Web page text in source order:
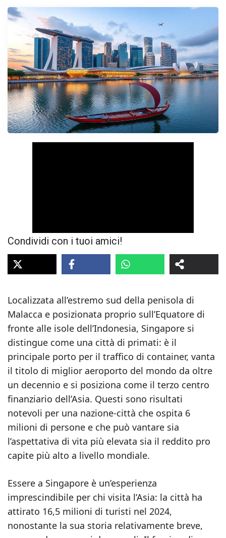
Condividi con i tuoi amici!
Localizzata all’estremo sud della penisola di
Malacca e posizionata proprio sull’Equatore di
fronte alle isole dell’Indonesia, Singapore si
distingue come una città di primati: è il
principale porto per il traffico di container, vanta
il titolo di miglior aeroporto del mondo da oltre
un decennio e si posiziona come il terzo centro
finanziario dell’Asia. Questi sono risultati
notevoli per una nazione-città che ospita 6
milioni di persone e che può vantare sia
l’aspettativa di vita più elevata sia il reddito pro
capite più alto a livello mondiale.
Essere a Singapore è un’esperienza
imprescindibile per chi visita l’Asia: la città ha
attirato 16,5 milioni di turisti nel 2024,
nonostante la sua storia relativamente breve,